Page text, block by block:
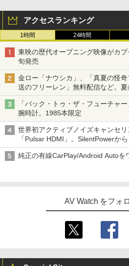
アクセスランキング
1時間 24時間
東映の歴代オープニング映像がカ
旬発売
金ロー「ナウシカ」、「真夏の怪
送のフリーレン」無料配信など。
「バック・トゥ・ザ・フューチャ
腕時計。1985本限定
世界初アクティブノイズキャンセ
「Pulsar HDMI」。SilentPowerから
純正の有線CarPlay/Android Autoを
AV Watch をフォ